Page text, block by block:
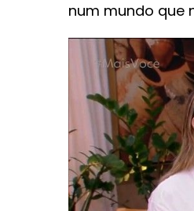
num mundo que